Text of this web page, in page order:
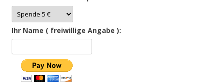
Ihr Name ( freiwillige Angabe ):